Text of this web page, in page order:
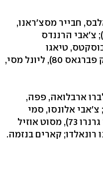
חבייר מסצ'ראנו,
קרלס פויול, אדריאנו (פדרו 73); צ'אבי הרננדס
סרחיו בוסקטס, טיאגו
אלקנטרה; כריסטיאן טיו (ססק פברגאס 80), ליונל מסי,
ארבלואה, פפה,
צ'אבי אלונסו, סמי
חדירה; אנחל די מריה (אסטבן גרנרו 73), מסוט אוזיל